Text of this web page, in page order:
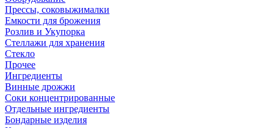
Прессы, соковыжималки
Емкости для брожения
Розлив и Укупорка
Стеллажи для хранения
Стекло
Прочее
Ингредиенты
Винные дрожжи
Соки концентрированные
Отдельные ингредиенты
Бондарные изделия